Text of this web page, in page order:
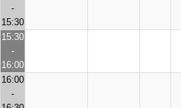
-
15:30
15:30
-
16:00
16:00
-